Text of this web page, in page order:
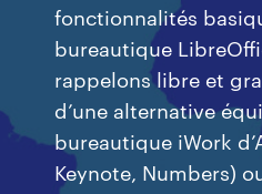
fonctionnalités
bureautique
rappelons libre et
d’une alternative
bureautique iWork
Keynote, Numbers)